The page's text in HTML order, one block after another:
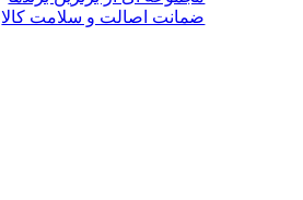
ضمانت اصالت و سلامت کالا